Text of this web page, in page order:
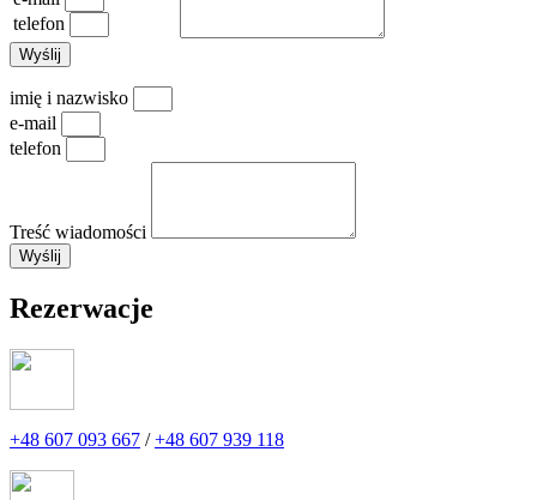
telefon
Wyślij
imię i nazwisko
e-mail
telefon
Treść wiadomości
Wyślij
Rezerwacje
+48 607 093 667 /+48 607 939 118